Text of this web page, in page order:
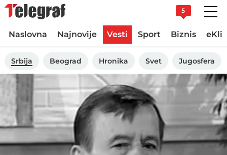
5
Naslovna Najnovije Vesti Sport Biznis
Srbija Beograd Hronika Svet Jugosfera